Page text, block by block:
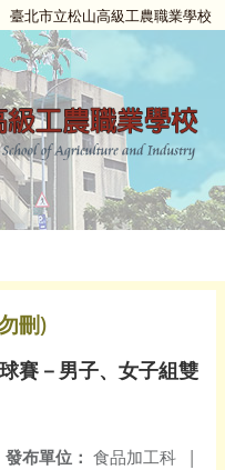
臺北市立松山高級工農職業學校
刪)
賽－男子、女子組雙
發布單位： 食品加工科 |